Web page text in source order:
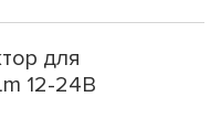
для
12-24В